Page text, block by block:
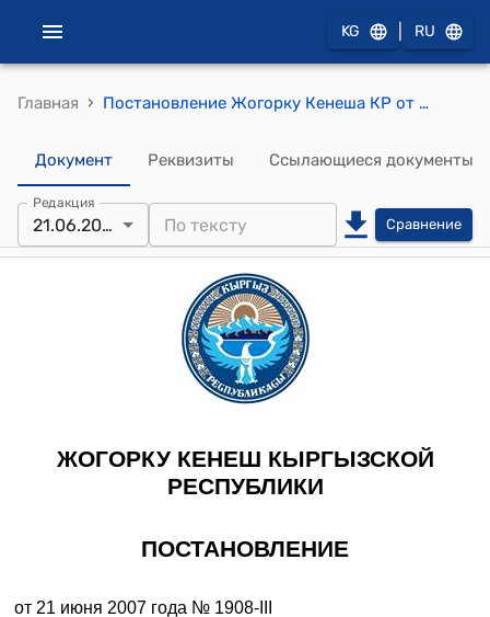
KG RU
Главная › Постановление Жогорку Кенеша КР от 21 июня 2007 года № 1908-III "О принятии Закона Кыргызской Республики "О ратификации Соглашения о третьем транше реструктуризации долга между Правительством Кыргызской Республики, представленным Национальным банком Кыргызской Республики, и Экспортно-Кредитным банком Турции во исполнение протокола Парижского клуба кредиторов от 7 марта 2002 года о консолидации долга Кыргызской Республики, подписанного 1 февраля 2005 года в городе Анкара"
Документ Реквизиты Ссылающиеся документы
Редакция
21.06.2007 Сравнение